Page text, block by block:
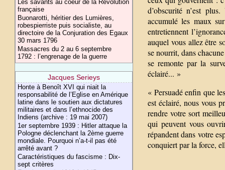
Les savants au coeur de la Révolution
française
Buonarotti, héritier des Lumières,
robespierriste puis socialiste, au
directoire de la Conjuration des Egaux
30 mars 1796
Massacres du 2 au 6 septembre
1792 : l’engrenage de la guerre
Jacques Serieys
Honte à Benoît XVI qui niait la
responsabilité de l’Eglise en Amérique
latine dans le soutien aux dictatures
militaires et dans l’ethnocide des
Indiens (archive : 19 mai 2007)
1er septembre 1939 : Hitler attaque la
Pologne déclenchant la 2ème guerre
mondiale. Pourquoi n’a-t-il pas été
arrêté avant ?
Caractéristiques du fascisme : Dix-
sept critères
d’obscurité n’est
accumulé les maux
entretiennent
auquel vous allez être
se nourrit, dans
se remonte par la
éclairé... »
« Persuadé enfin que
est éclairé, nous vous
rendre votre sort
qui peuvent vous
répandent dans votre
conquiert par la force,